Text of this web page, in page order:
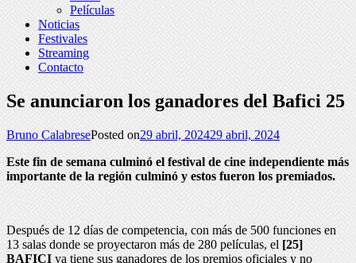
Películas
Noticias
Festivales
Streaming
Contacto
Se anunciaron los ganadores del Bafici 25
Bruno CalabresePosted on29 abril, 202429 abril, 2024
Este fin de semana culminó el festival de cine independiente más
importante de la región culminó y estos fueron los premiados.
Después de 12 días de competencia, con más de 500 funciones en
13 salas donde se proyectaron más de 280 películas, el [25]
BAFICI ya tiene sus ganadores de los premios oficiales y no